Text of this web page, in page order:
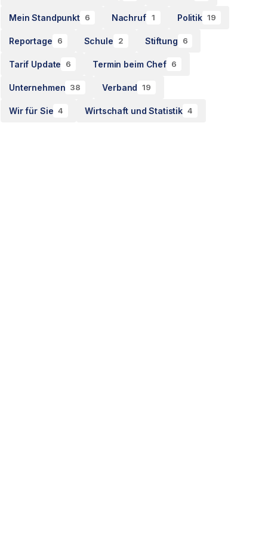
Mein Standpunkt 6 Nachruf 1 Politik 19
Reportage 6 Schule 2 Stiftung 6
Tarif Update 6 Termin beim Chef 6
Unternehmen 38 Verband 19
Wir für Sie 4 Wirtschaft und Statistik 4